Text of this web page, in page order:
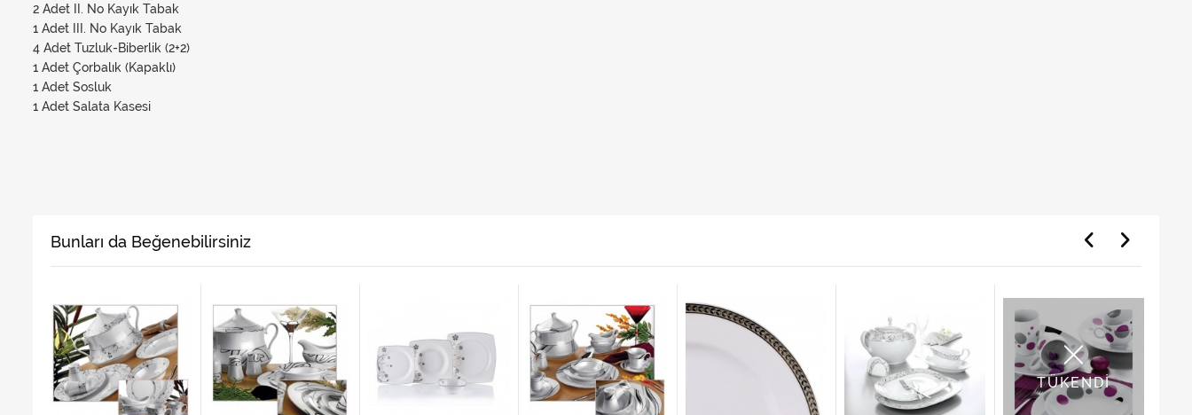
2 Adet II. No Kayık Tabak
1 Adet III. No Kayık Tabak
4 Adet Tuzluk-Biberlik (2+2)
1 Adet Çorbalık (Kapaklı)
1 Adet Sosluk
1 Adet Salata Kasesi
Bunları da Beğenebilirsiniz
TÜKENDİ